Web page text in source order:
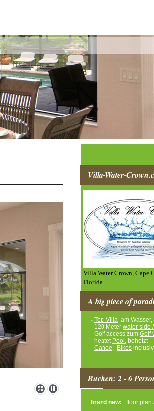
Villa-Water-
Villa Water Crown, Cape
Florida
A big piece of
- Top-Villa am
- 120 Meter water side
- Golf access zum Golf
- heatet Pool , beheizt
- Canoe, Bikes
Buchen: 2 - 6
brand new: floor plan